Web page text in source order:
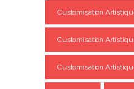
Customisation
Customisation
Customisation